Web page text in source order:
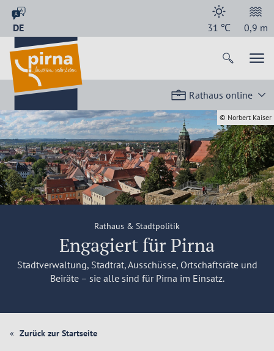
DE 31 ℃ 0,9 m
Rathaus online
Rathaus & Stadtpolitik
Engagiert für Pirna
Stadtverwaltung, Stadtrat, Ausschüsse, Ortschaftsräte und
Beiräte – sie alle sind für Pirna im Einsatz.
© Norbert Kaiser
Zurück zur Startseite